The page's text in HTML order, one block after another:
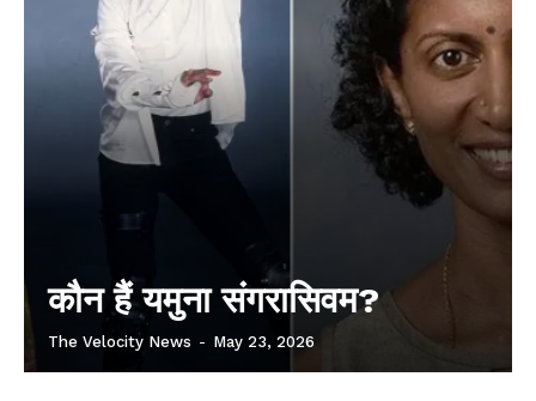
कौन हैं यमुना संगरासिवम?
The Velocity News - May 23, 2026